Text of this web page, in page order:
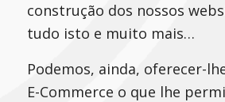
construção dos nossos
tudo isto e muito mais…
Podemos, ainda, oferecer-
E-Commerce o que lhe